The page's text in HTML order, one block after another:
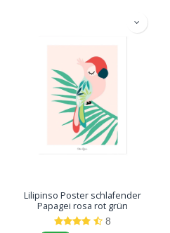
Lilipinso Poster schlafender
Papagei rosa rot grün
8